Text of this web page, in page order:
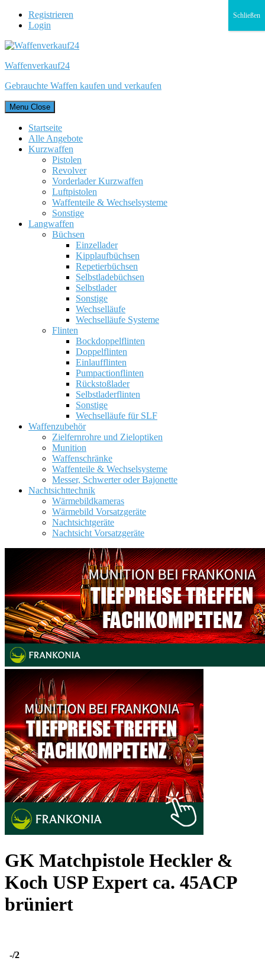
Registrieren
Login
Waffenverkauf24
Gebrauchte Waffen kaufen und verkaufen
Menu Close
Startseite
Alle Angebote
Kurzwaffen
Pistolen
Revolver
Vorderlader Kurzwaffen
Luftpistolen
Waffenteile & Wechselsysteme
Sonstige
Langwaffen
Büchsen
Einzellader
Kipplaufbüchsen
Repetierbüchsen
Selbstladebüchsen
Selbstlader
Sonstige
Wechselläufe
Wechselläufe Systeme
Flinten
Bockdoppelflinten
Doppelflinten
Einlaufflinten
Pumpactionflinten
Rückstoßlader
Selbstladerflinten
Sonstige
Wechselläufe für SLF
Waffenzubehör
Zielfernrohre und Zieloptiken
Munition
Waffenschränke
Waffenteile & Wechselsysteme
Messer, Schwerter oder Bajonette
Nachtsichttechnik
Wärmebildkameras
Wärmebild Vorsatzgeräte
Nachtsichtgeräte
Nachtsicht Vorsatzgeräte
GK Matchpistole Heckler &
Koch USP Expert ca. 45ACP
brüniert
-/2
Schließen